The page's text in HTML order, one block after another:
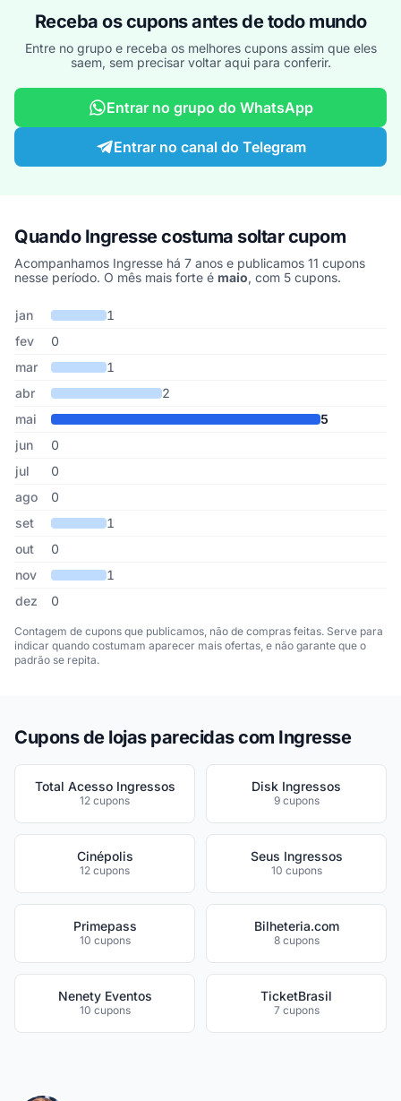
Receba os cupons antes de todo mundo
Entre no grupo e receba os melhores cupons assim que eles
saem, sem precisar voltar aqui para conferir.
Entrar no grupo do WhatsApp
Entrar no canal do Telegram
Quando Ingresse costuma soltar cupom
Acompanhamos Ingresse há 7 anos e publicamos 11 cupons
nesse período. O mês mais forte é maio, com 5 cupons.
Cupons de Ingresse publicados por mês, somando os últimos 7
Mês Cupons publicados
jan
1
fev
0
mar
1
abr
2
mai
5
jun
0
jul
0
ago
0
set
1
out
0
nov
1
dez
0
Contagem de cupons que publicamos, não de compras feitas. Serve para
indicar quando costumam aparecer mais ofertas, e não garante que o
padrão se repita.
Cupons de lojas parecidas com Ingresse
Total Acesso Ingressos
12 cupons
Disk Ingressos
9 cupons
Cinépolis
12 cupons
Seus Ingressos
10 cupons
Primepass
10 cupons
Bilheteria.com
8 cupons
Nenety Eventos
10 cupons
TicketBrasil
7 cupons